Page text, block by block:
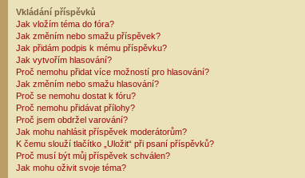
Vkládání příspěvků
Jak vložím téma do fóra?
Jak změním nebo smažu příspěvek?
Jak přidám podpis k mému příspěvku?
Jak vytvořím hlasování?
Proč nemohu přidat více možností pro hlasování?
Jak změním nebo smažu hlasování?
Proč se nemohu dostat k fóru?
Proč nemohu přidávat přílohy?
Proč jsem obdržel varování?
Jak mohu nahlásit příspěvek moderátorům?
K čemu slouží tlačítko „Uložit“ při psaní příspěvků?
Proč musí být můj příspěvek schválen?
Jak mohu oživit svoje téma?